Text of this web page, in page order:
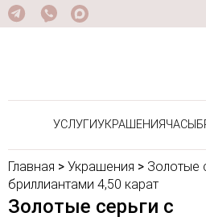
УСЛУГИУКРАШЕНИЯЧАСЫ
Главная > Украшения > Золотые
бриллиантами 4,50 карат
Золотые серьги с